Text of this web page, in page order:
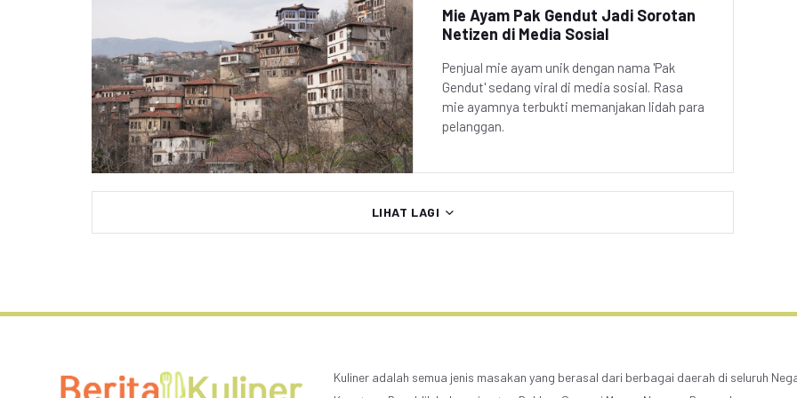
Mie Ayam Pak Gendut Jadi Sorotan
Netizen di Media Sosial
Penjual mie ayam unik dengan nama 'Pak
Gendut' sedang viral di media sosial. Rasa
mie ayamnya terbukti memanjakan lidah para
pelanggan.
LIHAT LAGI
Kuliner adalah semua jenis masakan yang berasal dari berbagai daerah di seluruh